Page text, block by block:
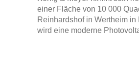
einer Fläche von 10 000
Reinhardshof in Wertheim
wird eine moderne